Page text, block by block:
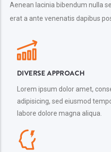
Aenean lacinia bibendum nulla
erat a ante venenatis dapibus
DIVERSE APPROACH
Lorem ipsum dolor amet,
adipisicing, sed eiusmod
labore dolore magna aliqua.